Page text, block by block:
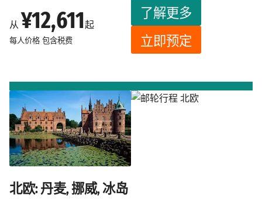
从 ¥12,611起
每人价格 包含税费
了解更多
立即预定
北欧: 丹麦, 挪威, 冰岛